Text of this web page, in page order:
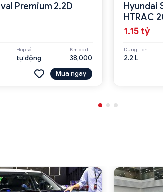
Premium 2.2D
Hộp số
tự động
Km đã đi
38,000
Mua ngay
Hyundai
HTRAC
1.15 tỷ
Dung tích
2.2 L